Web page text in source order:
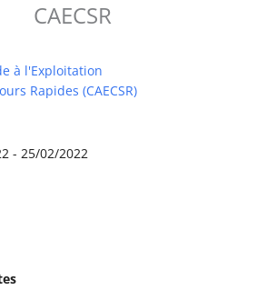
CAECSR
à l'Exploitation
Rapides (CAECSR)
- 25/02/2022